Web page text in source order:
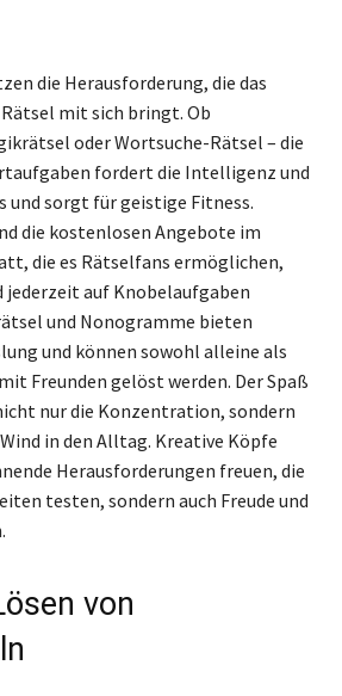
die Herausforderung, die das
mit sich bringt. Ob
oder Wortsuche-Rätsel – die
fordert die Intelligenz und
und sorgt für geistige Fitness.
die kostenlosen Angebote im
die es Rätselfans ermöglichen,
jederzeit auf Knobelaufgaben
und Nonogramme bieten
und können sowohl alleine als
Freunden gelöst werden. Der Spaß
nur die Konzentration, sondern
in den Alltag. Kreative Köpfe
Herausforderungen freuen, die
testen, sondern auch Freude und
von